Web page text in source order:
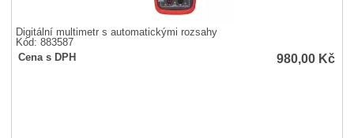
Digitální multimetr s automatickými rozsahy
Kód: 883587
Cena s DPH
980,00 Kč